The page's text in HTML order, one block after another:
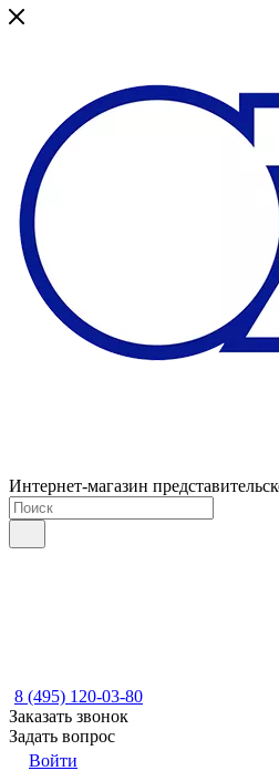
Интернет-магазин
8 (495) 120-03-80
Заказать звонок
Задать вопрос
Войти